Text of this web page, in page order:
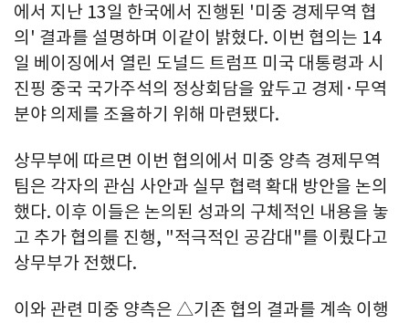
에서 지난 13일 한국에서 진행된 '미중 경제무역 협
의' 결과를 설명하며 이같이 밝혔다. 이번 협의는 14
일 베이징에서 열린 도널드 트럼프 미국 대통령과 시
진핑 중국 국가주석의 정상회담을 앞두고 경제·무역
분야 의제를 조율하기 위해 마련됐다.
상무부에 따르면 이번 협의에서 미중 양측 경제무역
팀은 각자의 관심 사안과 실무 협력 확대 방안을 논의
했다. 이후 이들은 논의된 성과의 구체적인 내용을 놓
고 추가 협의를 진행, "적극적인 공감대"를 이뤘다고
상무부가 전했다.
이와 관련 미중 양측은 △기존 협의 결과를 계속 이행